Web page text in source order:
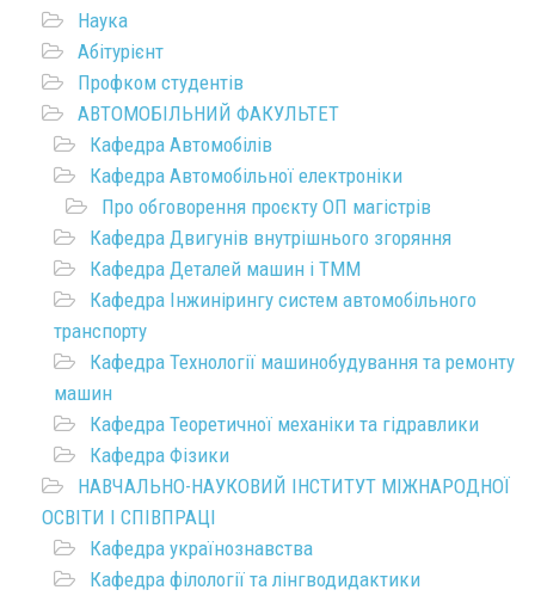
Наука
Абітурієнт
Профком студентів
АВТОМОБІЛЬНИЙ ФАКУЛЬТЕТ
Кафедра Автомобілів
Кафедра Автомобільної електроніки
Про обговорення проєкту ОП магістрів
Кафедра Двигунів внутрішнього згоряння
Кафедра Деталей машин і ТММ
Кафедра Інжинірингу систем автомобільного
транспорту
Кафедра Технології машинобудування та ремонту
машин
Кафедра Теоретичної механіки та гідравлики
Кафедра Фізики
НАВЧАЛЬНО-НАУКОВИЙ ІНСТИТУТ МІЖНАРОДНОЇ
ОСВІТИ І СПІВПРАЦІ
Кафедра українознавства
Кафедра філології та лінгводидактики